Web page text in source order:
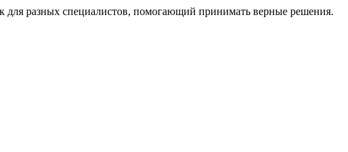
разных специалистов, помогающий принимать верные решения.